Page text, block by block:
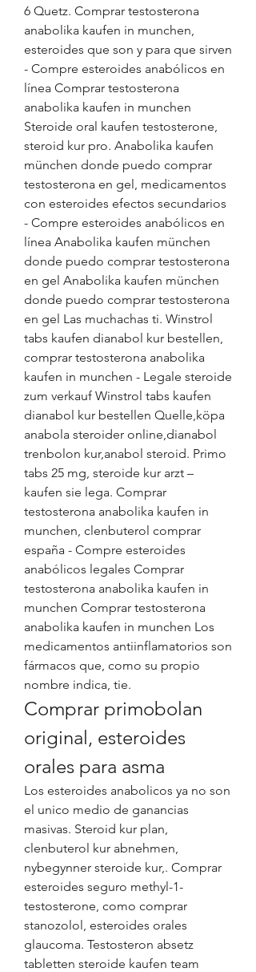
6 Quetz. Comprar testosterona
anabolika kaufen in munchen,
esteroides que son y para que sirven
- Compre esteroides anabólicos en
línea Comprar testosterona
anabolika kaufen in munchen
Steroide oral kaufen testosterone,
steroid kur pro. Anabolika kaufen
münchen donde puedo comprar
testosterona en gel, medicamentos
con esteroides efectos secundarios
- Compre esteroides anabólicos en
línea Anabolika kaufen münchen
donde puedo comprar testosterona
en gel Anabolika kaufen münchen
donde puedo comprar testosterona
en gel Las muchachas ti. Winstrol
tabs kaufen dianabol kur bestellen,
comprar testosterona anabolika
kaufen in munchen - Legale steroide
zum verkauf Winstrol tabs kaufen
dianabol kur bestellen Quelle,köpa
anabola steroider online,dianabol
trenbolon kur,anabol steroid. Primo
tabs 25 mg, steroide kur arzt –
kaufen sie lega. Comprar
testosterona anabolika kaufen in
munchen, clenbuterol comprar
españa - Compre esteroides
anabólicos legales Comprar
testosterona anabolika kaufen in
munchen Comprar testosterona
anabolika kaufen in munchen Los
medicamentos antiinflamatorios son
fármacos que, como su propio
nombre indica, tie.
Comprar primobolan
original, esteroides
orales para asma
Los esteroides anabolicos ya no son
el unico medio de ganancias
masivas. Steroid kur plan,
clenbuterol kur abnehmen,
nybegynner steroide kur,. Comprar
esteroides seguro methyl-1-
testosterone, como comprar
stanozolol, esteroides orales
glaucoma. Testosteron absetz
tabletten steroide kaufen team